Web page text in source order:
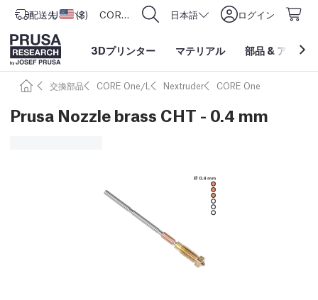
配送先 アメリカ合衆国
USD ($) CORE One L: Now In Stock! 日本語 ログイン
3Dプリンター マテリアル 部品 & アクセ
交換部品 CORE One/L Nextruder CORE One
Prusa Nozzle brass CHT - 0.4 mm